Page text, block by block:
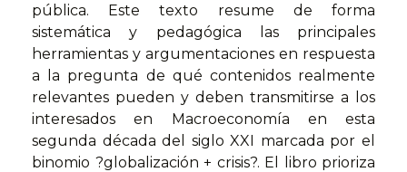
pública. Este texto resume de forma
sistemática y pedagógica las principales
herramientas y argumentaciones en respuesta
a la pregunta de qué contenidos realmente
relevantes pueden y deben transmitirse a los
interesados en Macroeconomía en esta
segunda década del siglo XXI marcada por el
binomio ?globalización + crisis?. El libro prioriza